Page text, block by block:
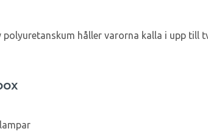
håller varorna kalla i upp